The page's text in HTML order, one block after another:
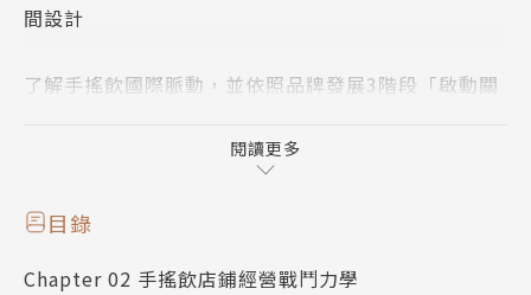
間設計
了解手搖飲國際脈動，並依照品牌發展3階段「啟動關
牌力」、「商品力」、「營運力」、「設計力」、「店
鋪力」、「活動力」、「服務力」的經營操作，同時一
窺23家台灣、海外手搖飲品牌運營術，開店計畫書ste
閱讀更多
目錄
Chapter 02 手搖飲店鋪經營戰鬥力學